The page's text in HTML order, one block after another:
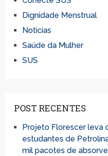
Dignidade Menstrual
Notícias
Saúde da Mulher
SUS
POST RECENTES
Projeto Florescer leva
estudantes de
mil pacotes de